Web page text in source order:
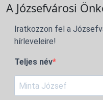
A Józsefvárosi
Iratkozzon fel a
hírleveleire!
Teljes név